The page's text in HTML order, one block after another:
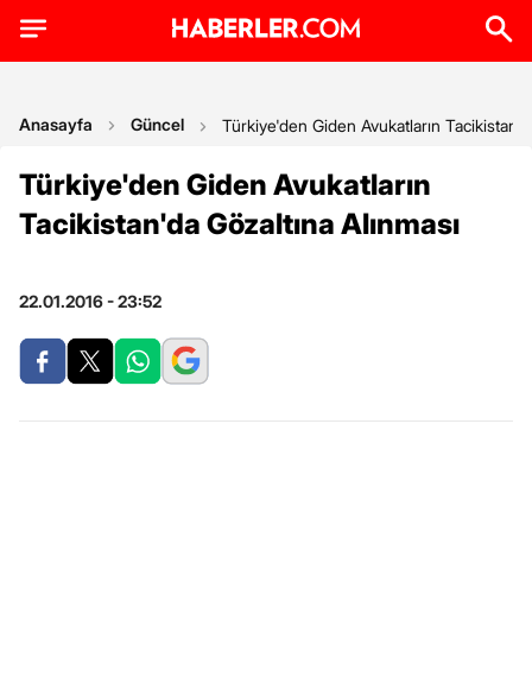
Anasayfa Güncel Türkiye'den Giden Avukatların
Türkiye'den Giden Avukatların
Tacikistan'da Gözaltına Alınması
22.01.2016 - 23:52